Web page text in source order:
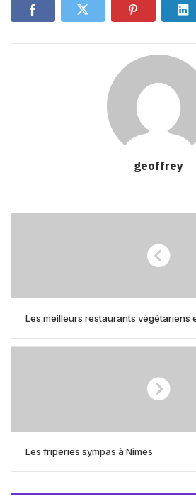
geoffrey
Les meilleurs restaurants végétariens
Les friperies sympas à Nîmes